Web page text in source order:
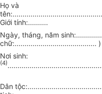
Họ và
Giới tính:..........
Ngày, tháng, năm
chữ:......................................... )
Nơi sinh:
(4)
Dân